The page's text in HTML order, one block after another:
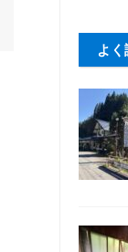
よ